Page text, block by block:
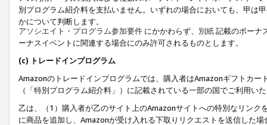
別プログラム紹介料を支払いません。いずれの場合においても、甲は
かについて判断します。
アソシエイト・プログラム参加要件 にかかわらず、 別紙記載のボーナ
ーナスイベントに関連する場合にのみ許可されるものとします。
(c) トレードインプログラム
Amazonのトレードインプログラムでは、購入者はAmazonギフトカ
（「特別プログラム紹介料」）に記載されている一部の国でご利用い
乙は、（1）購入者が乙のサイト上のAmazonサイトへの特別なリン
に商品を追加し、Amazonが受け入れる下取りリクエストを送信した